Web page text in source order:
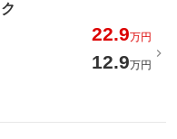
22.9万円
12.9万円